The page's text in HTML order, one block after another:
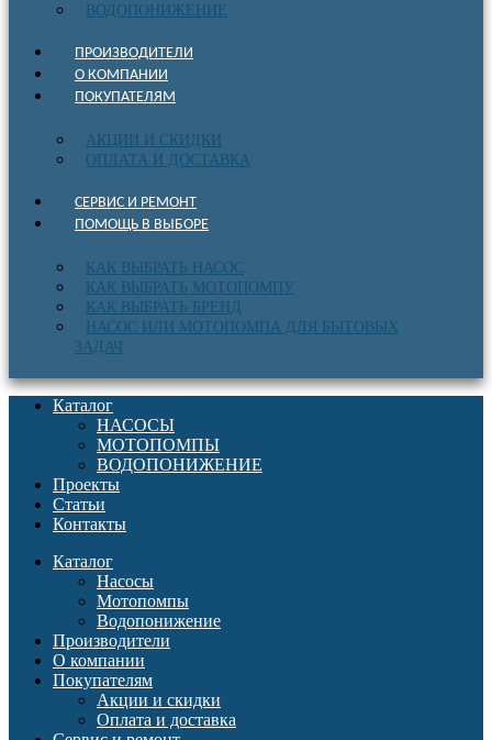
ВОДОПОНИЖЕНИЕ
ПРОИЗВОДИТЕЛИ
О КОМПАНИИ
ПОКУПАТЕЛЯМ
АКЦИИ И СКИДКИ
ОПЛАТА И ДОСТАВКА
СЕРВИС И РЕМОНТ
ПОМОЩЬ В ВЫБОРЕ
КАК ВЫБРАТЬ НАСОС
КАК ВЫБРАТЬ МОТОПОМПУ
КАК ВЫБРАТЬ БРЕНД
НАСОС ИЛИ МОТОПОМПА ДЛЯ БЫТОВЫХ
ЗАДАЧ
Каталог
НАСОСЫ
МОТОПОМПЫ
ВОДОПОНИЖЕНИЕ
Проекты
Статьи
Контакты
Каталог
Насосы
Мотопомпы
Водопонижение
Производители
О компании
Покупателям
Акции и скидки
Оплата и доставка